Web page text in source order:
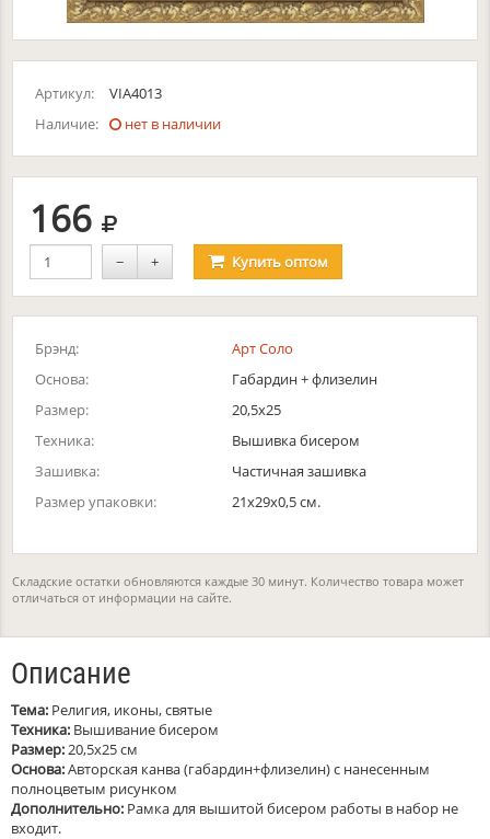
Артикул:
VIA4013
Наличие:
нет в наличии
166 руб.
− + Купитьоптом
Брэнд:
Арт Соло
Основа:
Габардин + флизелин
Размер:
20,5х25
Техника:
Вышивка бисером
Зашивка:
Частичная зашивка
Размер упаковки:
21x29x0,5 см.
Складские остатки обновляются каждые 30 минут. Количество товара может
отличаться от информации на сайте.
Описание
Тема: Религия, иконы, святые
Техника: Вышивание бисером
Размер:20,5х25 см
Основа:Авторская канва (габардин+флизелин) с нанесенным
полноцветым рисунком
Дополнительно: Рамка для вышитой бисером работы в набор не
входит.